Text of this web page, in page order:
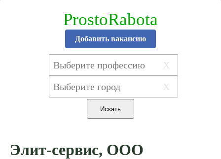
ProstoRabota
Добавить вакансию
X
X
Элит-сервис, ООО